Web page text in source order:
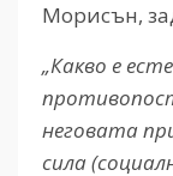
Морисън,
„Какво е
неговата
сила